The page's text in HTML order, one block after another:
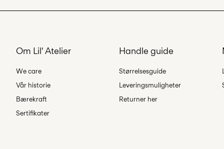
Om Lil' Atelier
We care
Vår historie
Bærekraft
Sertifikater
Handle guide
Størrelsesguide
Leveringsmuligheter
Returner her